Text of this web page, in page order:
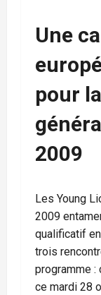
Une
pour la
2009
Les Young
2009
qualificatif
trois
programme :
ce mardi 28